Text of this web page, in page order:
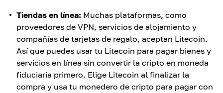
Tiendas en línea: Muchas plataformas, como
proveedores de VPN, servicios de alojamiento y
compañías de tarjetas de regalo, aceptan Litecoin.
Así que puedes usar tu Litecoin para pagar bienes y
servicios en línea sin convertir la cripto en moneda
fiduciaria primero. Elige Litecoin al finalizar la
compra y usa tu monedero de cripto para pagar con